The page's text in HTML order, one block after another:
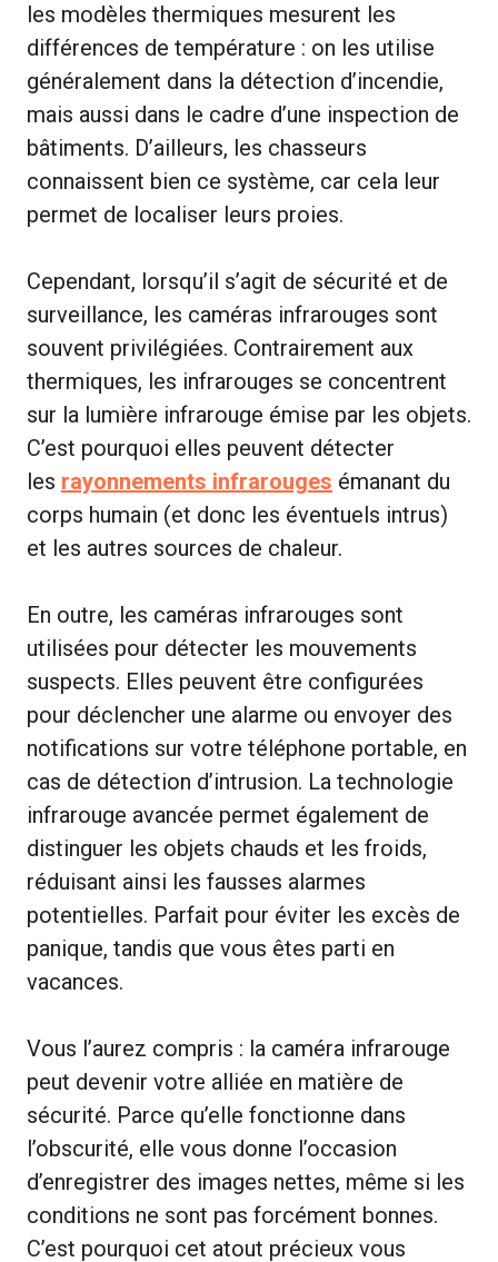
les modèles thermiques mesurent les
différences de température : on les utilise
généralement dans la détection d’incendie,
mais aussi dans le cadre d’une inspection de
bâtiments. D’ailleurs, les chasseurs
connaissent bien ce système, car cela leur
permet de localiser leurs proies.
Cependant, lorsqu’il s’agit de sécurité et de
surveillance, les caméras infrarouges sont
souvent privilégiées. Contrairement aux
thermiques, les infrarouges se concentrent
sur la lumière infrarouge émise par les objets.
C’est pourquoi elles peuvent détecter
les rayonnements infrarouges émanant du
corps humain (et donc les éventuels intrus)
et les autres sources de chaleur.
En outre, les caméras infrarouges sont
utilisées pour détecter les mouvements
suspects. Elles peuvent être configurées
pour déclencher une alarme ou envoyer des
notifications sur votre téléphone portable, en
cas de détection d’intrusion. La technologie
infrarouge avancée permet également de
distinguer les objets chauds et les froids,
réduisant ainsi les fausses alarmes
potentielles. Parfait pour éviter les excès de
panique, tandis que vous êtes parti en
vacances.
Vous l’aurez compris : la caméra infrarouge
peut devenir votre alliée en matière de
sécurité. Parce qu’elle fonctionne dans
l’obscurité, elle vous donne l’occasion
d’enregistrer des images nettes, même si les
conditions ne sont pas forcément bonnes.
C’est pourquoi cet atout précieux vous